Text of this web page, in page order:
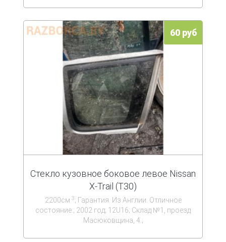
60 руб
Стекло кузовное боковое левое Nissan
X-Trail (T30)
2200см 3; Гарантия. Из Англии. Отличное
состояние.; 2002 год; 12U16; Склад №1, проезд
Масюковщина, 4.;